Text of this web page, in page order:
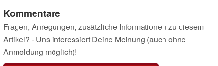
Kommentare
Fragen, Anregungen, zusätzliche Informationen zu diesem
Artikel? - Uns interessiert Deine Meinung (auch ohne
Anmeldung möglich)!